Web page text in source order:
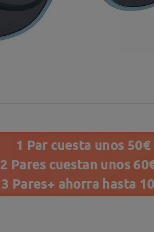
1 Par cuesta unos
2 Pares cuestan unos
3 Pares+ ahorra hasta